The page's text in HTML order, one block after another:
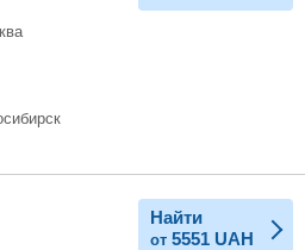
Найти
от 5551 UAH